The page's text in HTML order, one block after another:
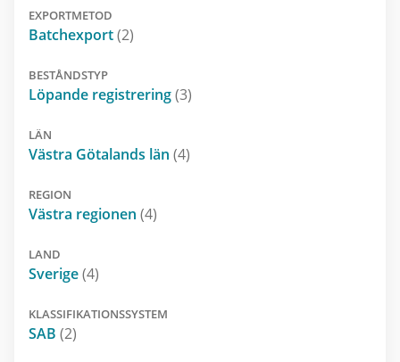
EXPORTMETOD
Batchexport(2)
BESTÅNDSTYP
Löpande registrering(3)
LÄN
Västra Götalands län (4)
REGION
Västra regionen (4)
LAND
Sverige(4)
KLASSIFIKATIONSSYSTEM
SAB (2)